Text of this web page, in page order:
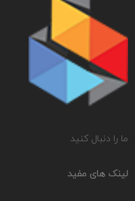
ما را دنبال کنید
لینک های مفید